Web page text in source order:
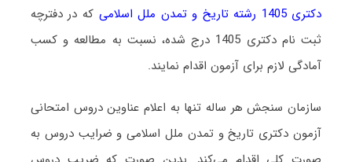
دکتری 1405 رشته تاریخ و تمدن ملل اسلامی
که در دفترچه
ثبت نام دکتری 1405 درج شده، نسبت به مطالعه و کسب
آمادگی لازم برای آزمون اقدام نمایند.
سازمان سنجش هر ساله تنها به اعلام عناوین دروس امتحانی
آزمون دکتری تاریخ و تمدن ملل اسلامی و ضرایب دروس به